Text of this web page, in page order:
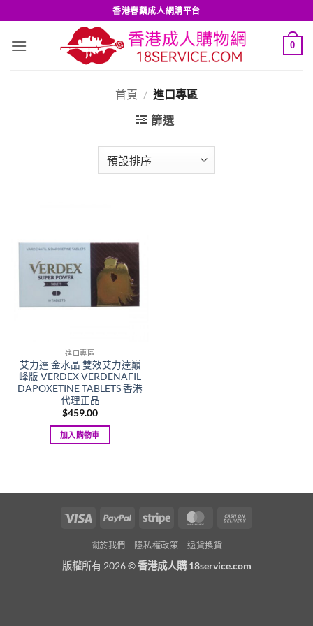
to
content
香港春藥成人網購平台
0
首頁 / 進口專區
篩選
進口專區
艾力達 金水晶 雙效艾力達巔
峰版 VERDEX VERDENAFIL
DAPOXETINE TABLETS 香港
代理正品
$459.00
加入購物車
Visa PayPal Stripe MasterCard
關於我們 隱私權政策 退貨換貨
版權所有 2026 ©香港成人購 18service.com